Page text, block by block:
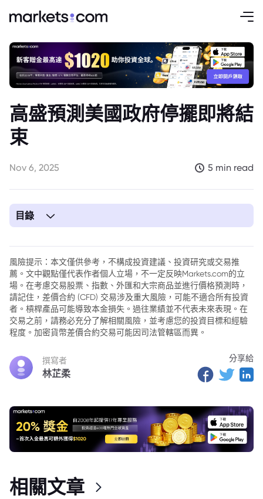
高盛預測美國政府停擺即將結
束
Nov 6, 2025 5 min read
目錄
3. 潛在的經濟影響：
4. 停擺對企業和個人的影響：
5. 政治分歧：
風險提示：本文僅供參考，不構成投資建議、投資研究或交易推
薦。文中觀點僅代表作者個人立場，不一定反映Markets.com的立
場。在考慮交易股票、指數、外匯和大宗商品並進行價格預測時，
請記住，差價合約 (CFD) 交易涉及重大風險，可能不適合所有投資
者。槓桿產品可能導致本金損失。過往業績並不代表未來表現。在
交易之前，請務必充分了解相關風險，並考慮您的投資目標和經驗
程度。加密貨幣差價合約交易可能因司法管轄區而異。
撰寫者
林芷柔
分享給
相關文章